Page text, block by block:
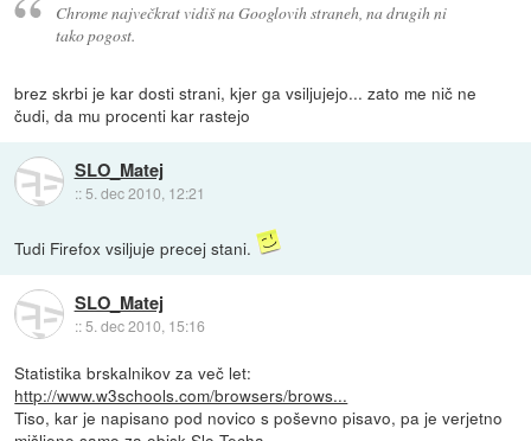
Chrome največkrat vidiš na Googlovih straneh, na drugih ni
tako pogost.
brez skrbi je kar dosti strani, kjer ga vsiljujejo... zato me nič ne
čudi, da mu procenti kar rastejo
SLO_Matej
:: 5. dec 2010, 12:21
Tudi Firefox vsiljuje precej stani.
SLO_Matej
::5. dec 2010, 15:16
Statistika brskalnikov za več let:
http://www.w3schools.com/browsers/brows...
Tiso, kar je napisano pod novico s poševno pisavo, pa je verjetno